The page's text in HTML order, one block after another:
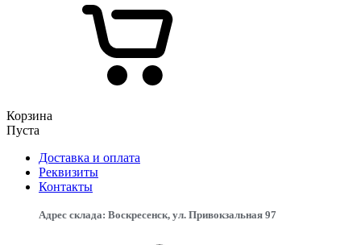
Корзина
Пуста
Доставка и оплата
Реквизиты
Контакты
Адрес склада: Воскресенск, ул. Привокзальная 97